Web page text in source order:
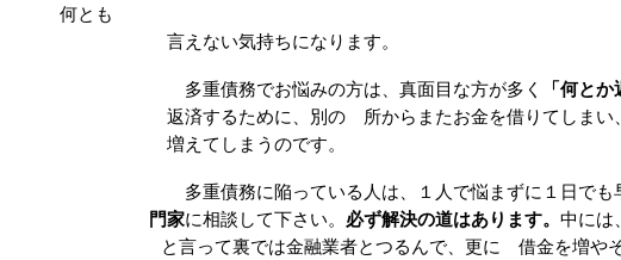
何とも
言えない気持ちになります。
多重債務でお悩みの方は、真面目な方が多く 「何とか
返済するために、別の 所からまたお金を借りてしまい、い
増えてしまうのです。
多重債務に陥っている人は、１人で悩まずに１日でも早
門家に相談して下さい。 必ず解決の道はあります。 中には
と言って裏では金融業者とつるんで、更に 借金を増や